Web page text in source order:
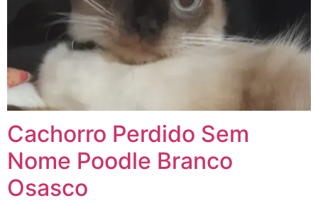
Cachorro Perdido Sem
Nome Poodle Branco
Osasco